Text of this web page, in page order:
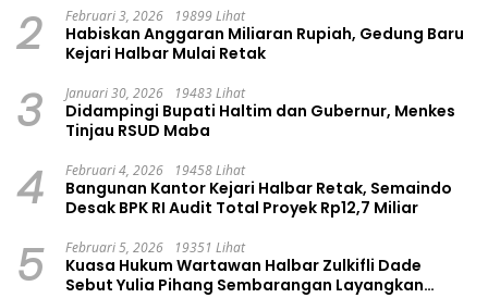
2 Februari 3, 2026 19899 Lihat
Habiskan Anggaran Miliaran Rupiah, Gedung Baru
Kejari Halbar Mulai Retak
3 Januari 30, 2026 19483 Lihat
Didampingi Bupati Haltim dan Gubernur, Menkes
Tinjau RSUD Maba
4 Februari 4, 2026 19458 Lihat
Bangunan Kantor Kejari Halbar Retak, Semaindo
Desak BPK RI Audit Total Proyek Rp12,7 Miliar
5 Februari 5, 2026 19351 Lihat
Kuasa Hukum Wartawan Halbar Zulkifli Dade
Sebut Yulia Pihang Sembarangan Layangkan